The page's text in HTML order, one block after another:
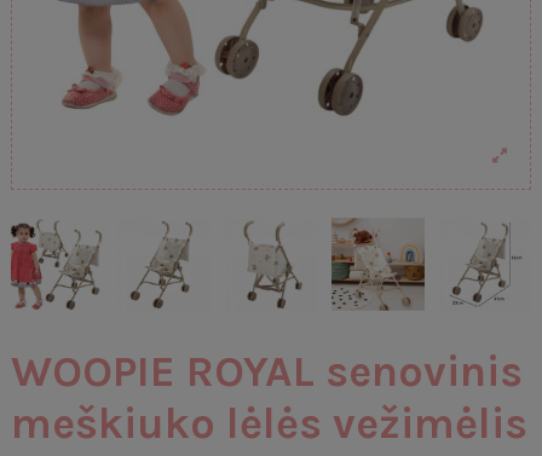
WOOPIE ROYAL senovinis
meškiuko lėlės vežimėlis